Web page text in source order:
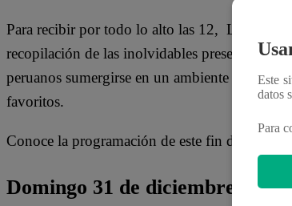
Para recibir por todo lo alto las 12, Latina
recopilación de las inolvidables
peruanos sumergirse en un ambiente festivo,
favoritos.
Conoce la programación de este fin de semana:
Domingo 31 de diciembre:
Este
datos
Para